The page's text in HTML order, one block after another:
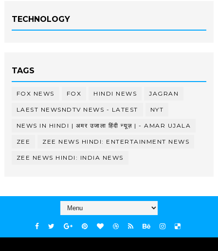
TECHNOLOGY
TAGS
FOX NEWS FOX HINDI NEWS JAGRAN
LAEST NEWSNDTV NEWS - LATEST NYT
NEWS IN HINDI | अमर उजाला हिंदी न्यूज़ | - AMAR UJALA
ZEE ZEE NEWS HINDI: ENTERTAINMENT NEWS
ZEE NEWS HINDI: INDIA NEWS